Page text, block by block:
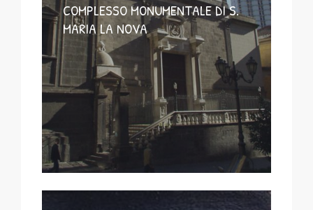
COMPLESSO MONUMENTALE DI S.
MARIA LA NOVA